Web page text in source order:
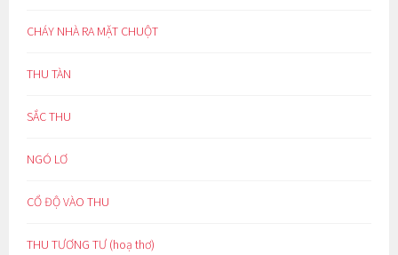
CHÁY NHÀ RA MẶT CHUỘT
THU TÀN
SẮC THU
NGÓ LƠ
CỔ ĐỘ VÀO THU
THU TƯƠNG TƯ (hoạ thơ)